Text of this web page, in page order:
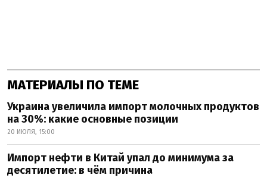
МАТЕРИАЛЫ ПО ТЕМЕ
Украина увеличила импорт молочных продуктов
на 30%: какие основные позиции
20 ИЮЛЯ, 15:00
Импорт нефти в Китай упал до минимума за
десятилетие: в чём причина